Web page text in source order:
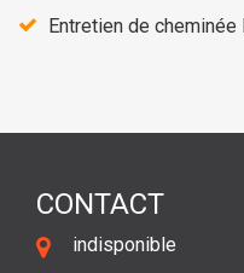
Entretien de
CONTACT
indisponible